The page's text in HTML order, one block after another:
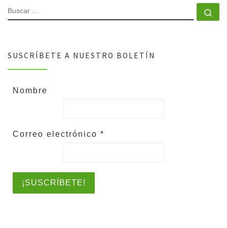
SUSCRÍBETE A NUESTRO BOLETÍN
Nombre
Correo electrónico *